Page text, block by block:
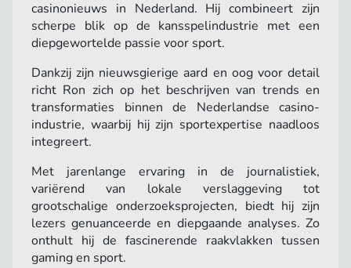
casinonieuws in Nederland. Hij combineert zijn
scherpe blik op de kansspelindustrie met een
diepgewortelde passie voor sport.
Dankzij zijn nieuwsgierige aard en oog voor detail
richt Ron zich op het beschrijven van trends en
transformaties binnen de Nederlandse casino-
industrie, waarbij hij zijn sportexpertise naadloos
integreert.
Met jarenlange ervaring in de journalistiek,
variërend van lokale verslaggeving tot
grootschalige onderzoeksprojecten, biedt hij zijn
lezers genuanceerde en diepgaande analyses. Zo
onthult hij de fascinerende raakvlakken tussen
gaming en sport.